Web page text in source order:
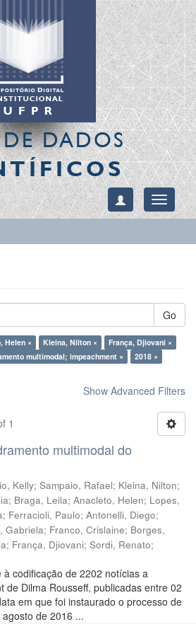
DE DADOS
Toggle
Go
Helen × Kleina, Nilton ×
França, Djiovani ×
multimodal; impeachment ×
2018 ×
Show Advanced Filters
1
multimodal do
Kelly; Sampaio, Rafael; Kleina, Nilton;
; Braga, Leila; Anacleto, Helen; Lopes,
; Ferracioli, Paulo; Antonelli, Diego;
Gabriela; Franco, Crislaine; Borges,
; França, Djiovani; Sordi, Renato;
codificação de 2202 notícias a
de Dilma Rousseff, publicadas entre 02
em que foi instaurado o processo de
de 2016 ...